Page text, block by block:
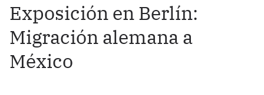
Exposición en Berlín:
Migración alemana a
México